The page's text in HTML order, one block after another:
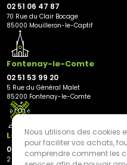
02 51 06 47 87
70 Rue du Clair Bocage
85000 Mouilleron-le-Captif
Fontenay-le-Comte
02 51 53 99 20
5 Rue du Général Malet
85200 Fontenay-le-Comte
Les Herbiers
02 21 81 23 11
2 rue des Peupliers
Nous utilisons des cookies
pour faciliter vos achats,
comprendre comment les